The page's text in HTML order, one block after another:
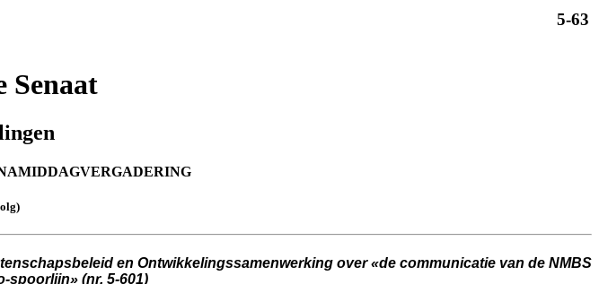
5-63
Senaat
en Ontwikkelingssamenwerking over «de communicatie van de NMBS
spoorlijn» (nr. 5-601)